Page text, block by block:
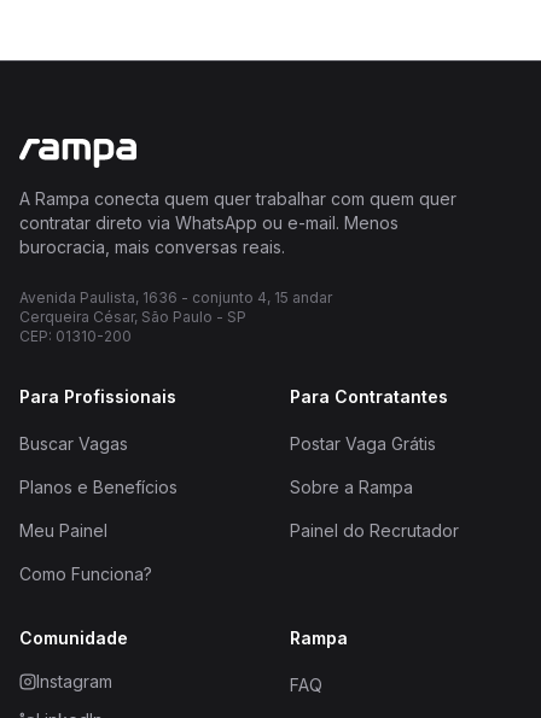
A Rampa conecta quem quer trabalhar com quem quer
contratar direto via WhatsApp ou e-mail. Menos
burocracia, mais conversas reais.
Avenida Paulista, 1636 - conjunto 4, 15 andar
Cerqueira César, São Paulo - SP
CEP: 01310-200
Para Profissionais
Buscar Vagas
Planos e Benefícios
Meu Painel
Como Funciona?
Para Contratantes
Postar Vaga Grátis
Sobre a Rampa
Painel do Recrutador
Comunidade
Instagram
Rampa
FAQ